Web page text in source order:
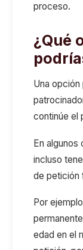
proceso.
¿Qué
Una opción
continúe el
En algunos
incluso
de petición
Por
edad en el